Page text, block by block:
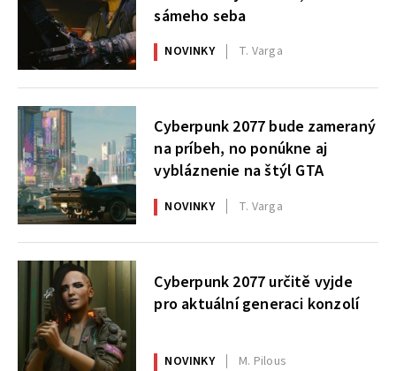
sámeho seba
NOVINKY T. Varga
Cyberpunk 2077 bude zameraný
na príbeh, no ponúkne aj
vybláznenie na štýl GTA
NOVINKY T. Varga
Cyberpunk 2077 určitě vyjde
pro aktuální generaci konzolí
NOVINKY M. Pilous